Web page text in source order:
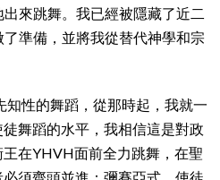
來跳舞。我已經被隱藏了近二
準備，並將我從替代神學和宗
性的舞蹈，從那時起，我就一
舞蹈的水平，我相信這是對政
在YHVH面前全力跳舞，在聖
須齊頭並進：彌賽亞式、使徒